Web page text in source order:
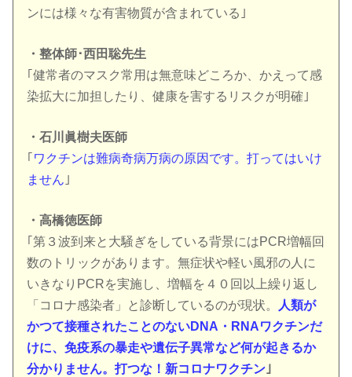
ンには様々な有害物質が含まれている｣
・整体師･西田聡先生
｢健常者のマスク常用は無意味どころか、かえって感
染拡大に加担したり、健康を害するリスクが明確｣
・石川眞樹夫医師
｢ ワクチンは難病奇病万病の原因です。打ってはいけ
ません ｣
・高橋徳医師
｢第３波到来と大騒ぎをしている背景にはPCR増幅回
数のトリックがあります。無症状や軽い風邪の人に
いきなりPCRを実施し、増幅を４０回以上繰り返し
「コロナ感染者」と診断しているのが現状。
人類が
かつて接種されたことのないDNA・RNAワクチンだ
けに、免疫系の暴走や遺伝子異常など何が起きるか
分かりません。打つな！新コロナワクチン ｣